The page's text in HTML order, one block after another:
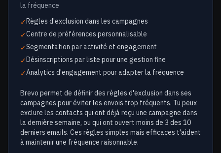
la fréquence
✓Règles d'exclusion dans les campagnes
✓Centre de préférences personnalisable
✓Segmentation par activité et engagement
✓Désinscriptions par liste pour une gestion fine
✓Analytics d'engagement pour adapter la fréquence
Brevo permet de définir des règles d'exclusion dans ses
campagnes pour éviter les envois trop fréquents. Tu peux
exclure les contacts qui ont déjà reçu une campagne dans
la dernière semaine, ou qui ont ouvert moins de 3 des 10
derniers emails. Ces règles simples mais efficaces t'aident
à maintenir une fréquence raisonnable.